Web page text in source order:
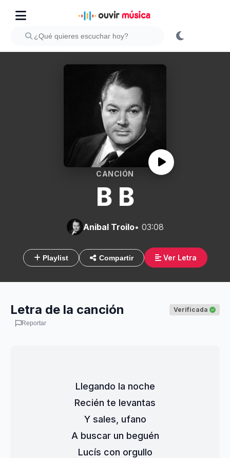
CANCIÓN
B B
Anibal Troilo• 03:08
Playlist Compartir Ver Letra
Letra de la canción Verificada
Reportar
Llegando la noche
Recién te levantas
Y sales, ufano
A buscar un beguén
Lucís con orgullo